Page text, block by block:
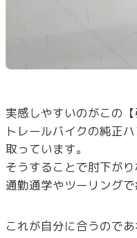
実感しやすいのがこの【
トレールバイクの純正
取っています。
そうすることで肘下が
通勤通学やツーリングで
これが自分に合うのであ